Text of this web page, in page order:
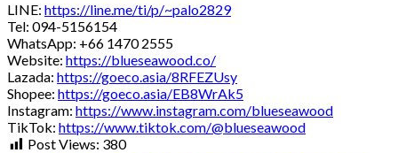
LINE: https://line.me/ti/p/~palo2829
Tel: 094-5156154
WhatsApp: +66 1470 2555
Website: https://blueseawood.co/
Lazada: https://goeco.asia/8RFEZUsy
Shopee: https://goeco.asia/EB8WrAk5
Instagram: https://www.instagram.com/blueseawood
TikTok: https://www.tiktok.com/@blueseawood
Post Views: 380